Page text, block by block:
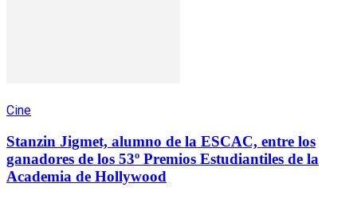
Cine
Stanzin Jigmet, alumno de la ESCAC, entre los
ganadores de los 53º Premios Estudiantiles de la
Academia de Hollywood